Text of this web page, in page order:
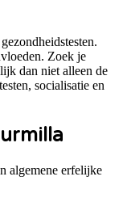
Zoek je
dan niet alleen de
socialisatie en
algemene erfelijke